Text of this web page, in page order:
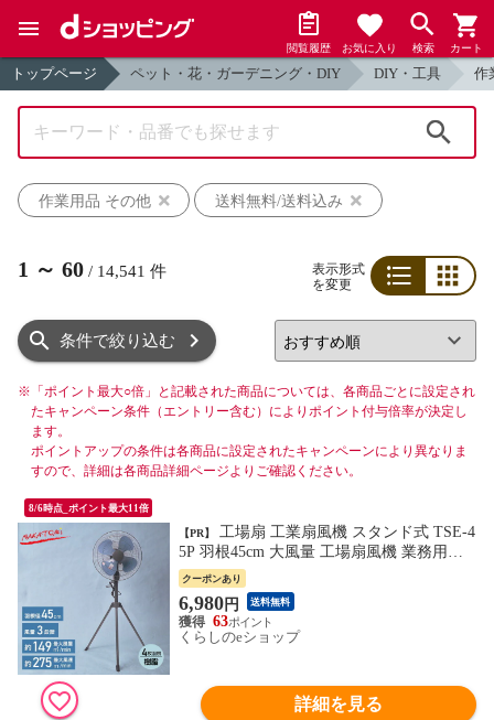
閲覧履歴 お気に入り 検索 カート
トップページ ペット・花・ガーデニング・DIY DIY・工具 作
作業用品 その他
送料無料/送料込み
1 ～ 60 / 14,541 件
表示形式
を変更
条件で絞り込む
※ 「ポイント最大○倍」と記載された商品については、各商品ごとに設定され
たキャンペーン条件（エントリー含む）によりポイント付与倍率が決定し
ます。
ポイントアップの条件は各商品に設定されたキャンペーンにより異なりま
すので、詳細は各商品詳細ページよりご確認ください。
8/6時点_ポイント最大11倍
【PR】
5P 羽根45cm 大風量 工場扇風機 業務用扇
風機 送風 換気 暑さ 猛暑対策 TSE-45P ア
ッシュブルー 大風量 省エネ 簡単設置 ナカ
クーポンあり
6,980円 送料無料
63
くらしのeショップ
詳細を見る